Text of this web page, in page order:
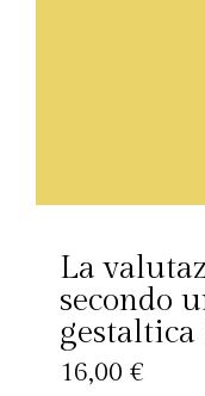
La
secondo
16,00 €